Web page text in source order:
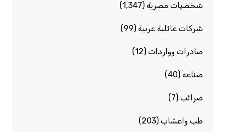
شخصيات مصرية(1٬347)
شركات عائلية عربية(99)
صادرات وواردات(12)
صناعه(40)
ضرائب(7)
طب واعشاب(203)